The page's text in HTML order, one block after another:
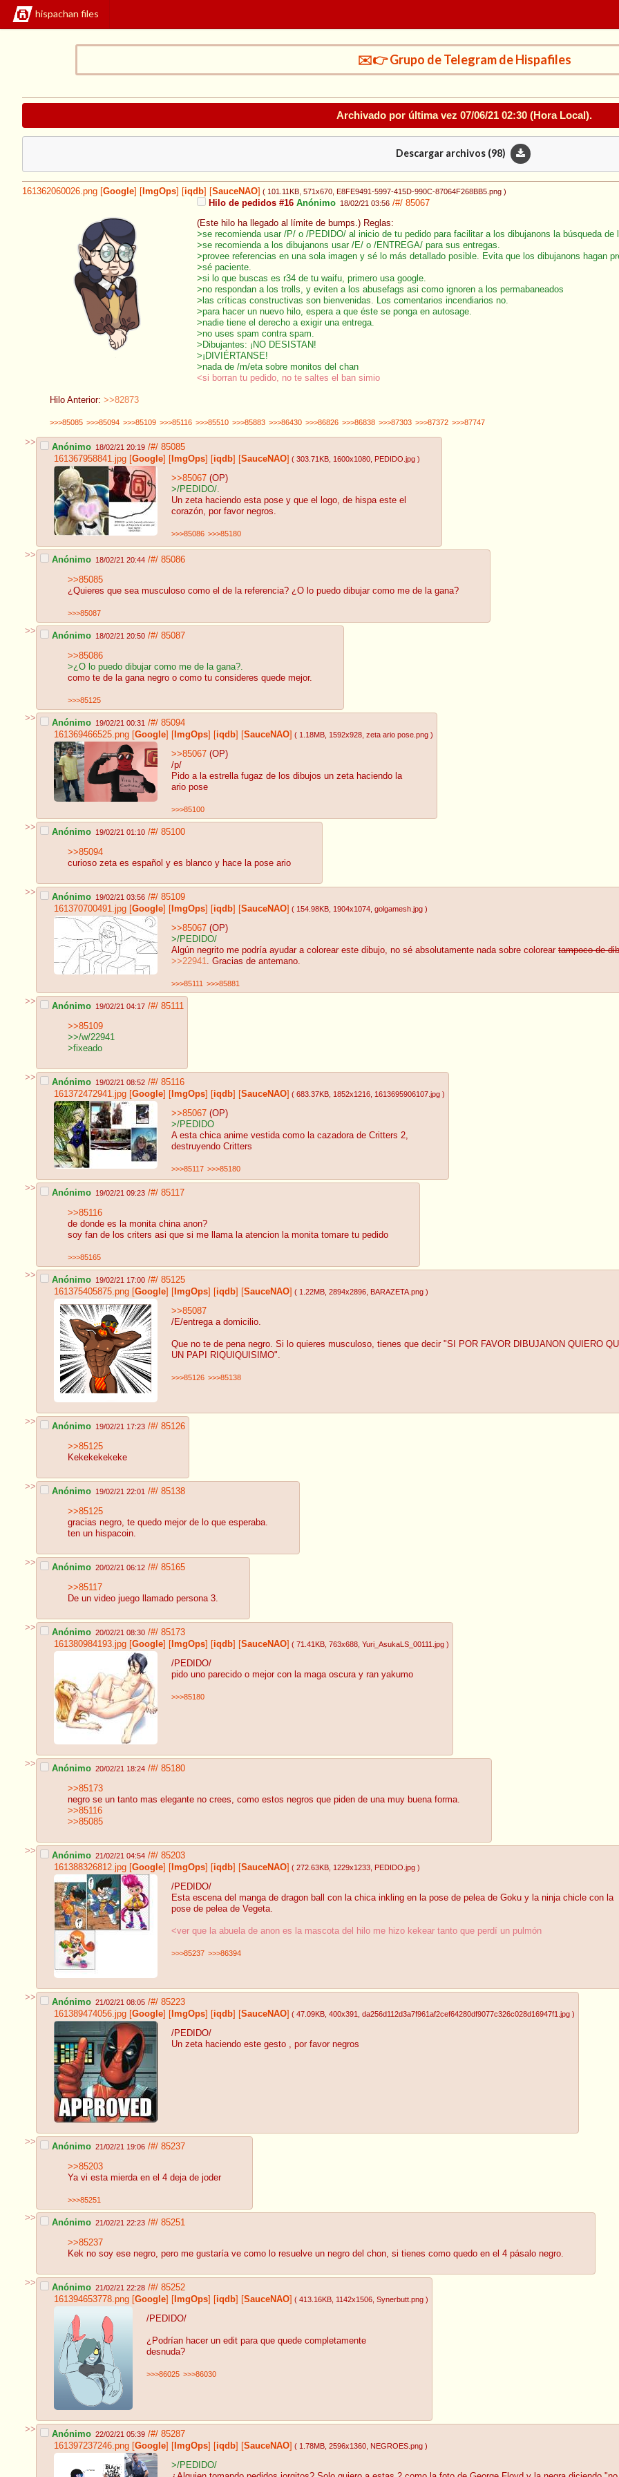
hispachan files
✉️👉 Grupo de Telegram de Hispafiles
Archivado por última vez 07/06/21 02:30 (Hora Local).
Descargar archivos (98)
161362060026.png Google ImgOps iqdb SauceNAO ( 101.11KB , 571x670 , E8FE9491-5997-415D-990C-87064F268BB5.png )
Hilo de pedidos #16 Anónimo 18/02/21 03:56 /#/ 85067
(Este hilo ha llegado al límite de bumps.) Reglas:
>se recomienda usar /P/ o /PEDIDO/ al inicio de tu pedido para facilitar a los dibujanons la búsqueda de
>se recomienda a los dibujanons usar /E/ o /ENTREGA/ para sus entregas.
>provee referencias en una sola imagen y sé lo más detallado posible. Evita que los dibujanons hagan
>sé paciente.
>si lo que buscas es r34 de tu waifu, primero usa google.
>no respondan a los trolls, y eviten a los abusefags asi como ignoren a los permabaneados
>las críticas constructivas son bienvenidas. Los comentarios incendiarios no.
>para hacer un nuevo hilo, espera a que éste se ponga en autosage.
>nadie tiene el derecho a exigir una entrega.
>no uses spam contra spam.
>Dibujantes: ¡NO DESISTAN!
>¡DIVIÉRTANSE!
>nada de /m/eta sobre monitos del chan
<si borran tu pedido, no te saltes el ban simio
Hilo Anterior: >>82873
>>>85085 >>>85094 >>>85109 >>>85116 >>>85510 >>>85883 >>>86430 >>>86826 >>>86838 >>>87303 >>>87372 >>>87747
>> Anónimo 18/02/21 20:19 /#/ 85085
161367958841.jpg [Google] [ ImgOps] [iqdb] [SauceNAO] ( 303.71KB , 1600x1080 , PEDIDO.jpg )
>>85067 (OP)
>/PEDIDO/.
Un zeta haciendo esta pose y que el logo, de hispa este el
corazón, por favor negros.
>>>85086 >>>85180
>> Anónimo 18/02/21 20:44 /#/ 85086
>>85085
¿Quieres que sea musculoso como el de la referencia? ¿O lo puedo dibujar como me de la gana?
>>>85087
>> Anónimo 18/02/21 20:50 /#/ 85087
>>85086
>¿O lo puedo dibujar como me de la gana?.
como te de la gana negro o como tu consideres quede mejor.
>>>85125
>> Anónimo 19/02/21 00:31 /#/ 85094
161369466525.png [Google] [ ImgOps] [iqdb] [SauceNAO] ( 1.18MB , 1592x928 , zeta ario pose.png )
>>85067 (OP)
/p/
Pido a la estrella fugaz de los dibujos un zeta haciendo la
ario pose
>>>85100
>> Anónimo 19/02/21 01:10 /#/ 85100
>>85094
curioso zeta es español y es blanco y hace la pose ario
>> Anónimo 19/02/21 03:56 /#/ 85109
161370700491.jpg [Google] [ ImgOps] [iqdb] [SauceNAO] ( 154.98KB , 1904x1074 , golgamesh.jpg )
>>85067 (OP)
>/PEDIDO/
Algún negrito me podría ayudar a colorear este dibujo, no sé absolutamente nada sobre colorear tampoco de
>>22941. Gracias de antemano.
>>>85111 >>>85881
>> Anónimo 19/02/21 04:17 /#/ 85111
>>85109
>>/w/22941
>fixeado
>> Anónimo 19/02/21 08:52 /#/ 85116
161372472941.jpg [Google] [ ImgOps] [iqdb] [SauceNAO] ( 683.37KB , 1852x1216 , 1613695906107.jpg )
>>85067 (OP)
>/PEDIDO
A esta chica anime vestida como la cazadora de Critters 2,
destruyendo Critters
>>>85117 >>>85180
>> Anónimo 19/02/21 09:23 /#/ 85117
>>85116
de donde es la monita china anon?
soy fan de los criters asi que si me llama la atencion la monita tomare tu pedido
>>>85165
>> Anónimo 19/02/21 17:00 /#/ 85125
161375405875.png [Google] [ ImgOps] [iqdb] [SauceNAO] ( 1.22MB , 2894x2896 , BARAZETA.png )
>>85087
/E/entrega a domicilio.
Que no te de pena negro. Si lo quieres musculoso, tienes que decir "SI POR FAVOR DIBUJANON QUIERO
UN PAPI RIQUIQUISIMO".
>>>85126 >>>85138
>> Anónimo 19/02/21 17:23 /#/ 85126
>>85125
Kekekekekeke
>> Anónimo 19/02/21 22:01 /#/ 85138
>>85125
gracias negro, te quedo mejor de lo que esperaba.
ten un hispacoin.
>> Anónimo 20/02/21 06:12 /#/ 85165
>>85117
De un video juego llamado persona 3.
>> Anónimo 20/02/21 08:30 /#/ 85173
161380984193.jpg [Google] [ ImgOps] [iqdb] [SauceNAO] ( 71.41KB , 763x688 , Yuri_AsukaLS_00111.jpg )
/PEDIDO/
pido uno parecido o mejor con la maga oscura y ran yakumo
>>>85180
>> Anónimo 20/02/21 18:24 /#/ 85180
>>85173
negro se un tanto mas elegante no crees, como estos negros que piden de una muy buena forma.
>>85116
>>85085
>> Anónimo 21/02/21 04:54 /#/ 85203
161388326812.jpg [Google] [ ImgOps] [iqdb] [SauceNAO] ( 272.63KB , 1229x1233 , PEDIDO.jpg )
/PEDIDO/
Esta escena del manga de dragon ball con la chica inkling en la pose de pelea de Goku y la ninja chicle con la
pose de pelea de Vegeta.
<ver que la abuela de anon es la mascota del hilo me hizo kekear tanto que perdí un pulmón
>>>85237 >>>86394
>> Anónimo 21/02/21 08:05 /#/ 85223
161389474056.jpg [Google] [ ImgOps] [iqdb] [SauceNAO] ( 47.09KB , 400x391 , da256d112d3a7f961af2cef64280df9077c326c028d16947f1.jpg )
/PEDIDO/
Un zeta haciendo este gesto , por favor negros
>> Anónimo 21/02/21 19:06 /#/ 85237
>>85203
Ya vi esta mierda en el 4 deja de joder
>>>85251
>> Anónimo 21/02/21 22:23 /#/ 85251
>>85237
Kek no soy ese negro, pero me gustaría ve como lo resuelve un negro del chon, si tienes como quedo en el 4 pásalo negro.
>> Anónimo 21/02/21 22:28 /#/ 85252
161394653778.png [Google] [ ImgOps] [iqdb] [SauceNAO] ( 413.16KB , 1142x1506 , Synerbutt.png )
/PEDIDO/
¿Podrían hacer un edit para que quede completamente
desnuda?
>>>86025 >>>86030
>> Anónimo 22/02/21 05:39 /#/ 85287
161397237246.png [Google] [ ImgOps] [iqdb] [SauceNAO] ( 1.78MB , 2596x1360 , NEGROES.png )
>/PEDIDO/